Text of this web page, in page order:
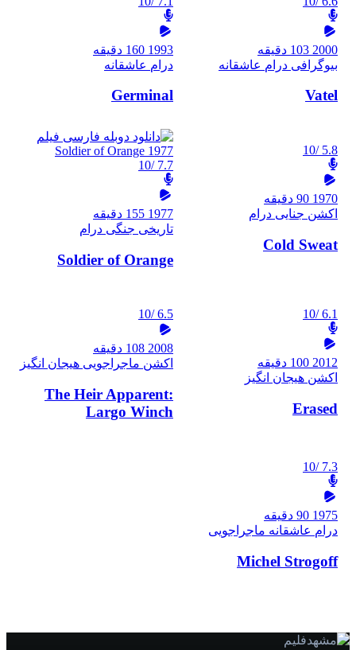
2000 103 دقیقه
بیوگرافی درام عاشقانه
Vatel
1993 160 دقیقه
درام عاشقانه
Germinal
5.8
/10
1970 90 دقیقه
اکشن جنایی درام
Cold Sweat
7.7
/10
1977 155 دقیقه
تاریخی جنگی درام
Soldier of Orange
6.1
/10
2012 100 دقیقه
اکشن هیجان انگیز
Erased
6.5
/10
2008 108 دقیقه
اکشن ماجراجویی هیجان انگیز
The Heir Apparent:
Largo Winch
7.3
/10
1975 90 دقیقه
درام عاشقانه ماجراجویی
Michel Strogoff